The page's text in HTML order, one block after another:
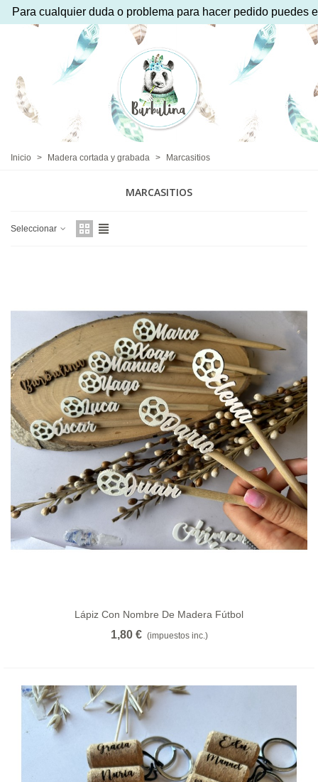
o problema para hacer pedido puedes escribir por
Inicio > Madera cortada y grabada > Marcasitios
MARCASITIOS
Seleccionar
Lápiz Con Nombre De Madera Fútbol
1,80 € (impuestos inc.)